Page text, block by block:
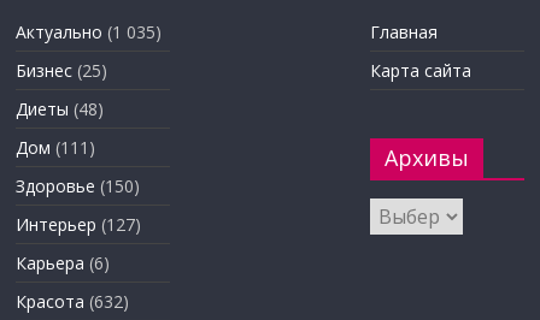
Актуально (1 035)
Бизнес (25)
Диеты (48)
Дом (111)
Здоровье (150)
Интерьер (127)
Карьера (6)
Красота (632)
Главная
Карта сайта
Архивы
Архивы